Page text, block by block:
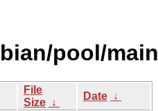
pool/
File
Size ↓
Date ↓